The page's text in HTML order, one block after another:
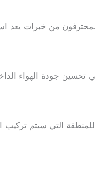
من خبرات يعد
تحسين جودة الهواء
التي سيتم تركيب